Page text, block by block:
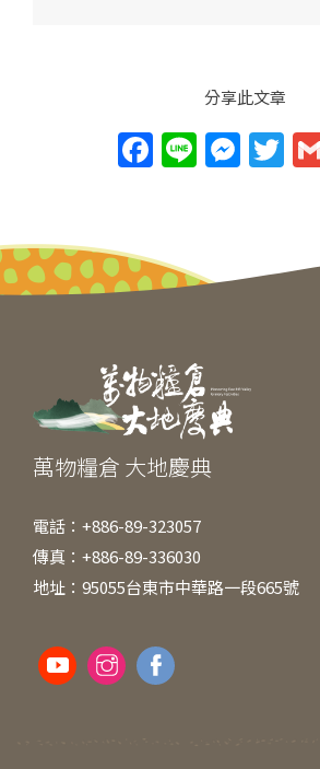
分享此文章
F
a
e
b
o
k
Li
n
M
e
n
T
w
er
萬物糧倉 大地慶典
電話：+886-89-323057
傳真：+886-89-336030
地址：95055台東市中華路一段665號